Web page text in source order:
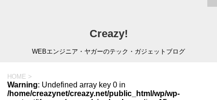
Creazy!
WEBエンジニア・ヤガーのテック・ガジェットブログ
HOME >
Warning: Undefined array key 0 in
/home/creazynet/creazy.net/public_html/wp/wp-